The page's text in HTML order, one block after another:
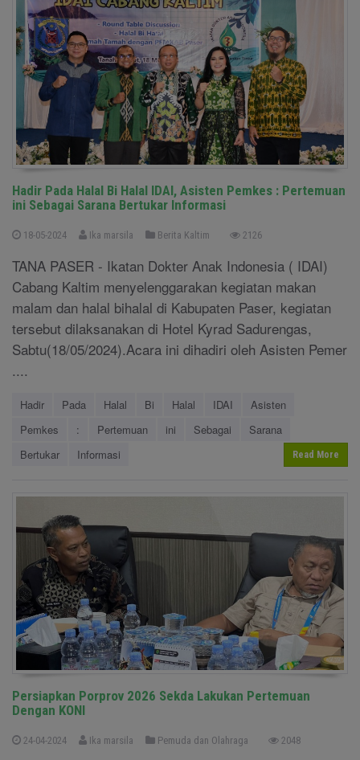
Hadir Pada Halal Bi Halal IDAI, Asisten Pemkes : Pertemuan
ini Sebagai Sarana Bertukar Informasi
18-05-2024 Ika marsila Berita Kaltim 2126
TANA PASER - Ikatan Dokter Anak Indonesia ( IDAI)
Cabang Kaltim menyelenggarakan kegiatan makan
malam dan halal bihalal di Kabupaten Paser, kegiatan
tersebut dilaksanakan di Hotel Kyrad Sadurengas,
Sabtu(18/05/2024).Acara ini dihadiri oleh Asisten Pemer
....
Hadir Pada Halal Bi Halal IDAI
Asisten
Pemkes
: Pertemuan ini Sebagai
Sarana
Bertukar
Informasi Read More
Persiapkan Porprov 2026 Sekda Lakukan Pertemuan
Dengan KONI
24-04-2024 Ika marsila Pemuda dan Olahraga 2048